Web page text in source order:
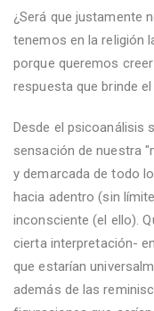
¿Será que justamente
tenemos en la religión
porque queremos
respuesta que brinde
Desde el psicoanálisis
sensación de nuestra
y demarcada de todo
hacia adentro (sin
inconsciente (el ello).
cierta interpretación-
que estarían
además de las